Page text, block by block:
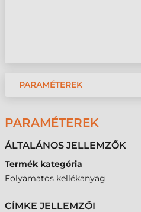
PARAMÉTEREK
PARAMÉTEREK
ÁLTALÁNOS JELLEMZŐK
Termék kategória
Folyamatos kellékanyag
CÍMKE JELLEMZŐI